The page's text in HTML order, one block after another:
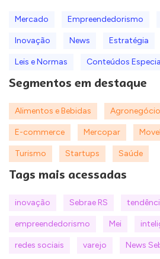
Mercado Empreendedorismo
Inovação News Estratégia
Leis e Normas Conteúdos
Segmentos em destaque
Alimentos e Bebidas Agronegócio
E-commerce Mercopar
Turismo Startups Saúde
Tags mais acessadas
inovação Sebrae RS
empreendedorismo Mei
redes sociais varejo News